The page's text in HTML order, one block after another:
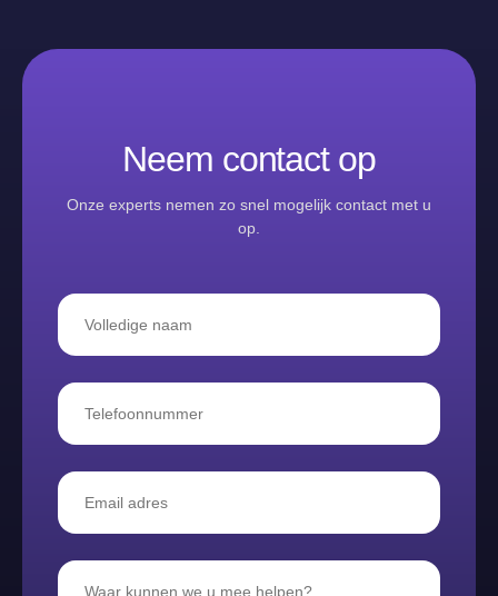
Neem contact op
Onze experts nemen zo snel mogelijk contact met u
op.